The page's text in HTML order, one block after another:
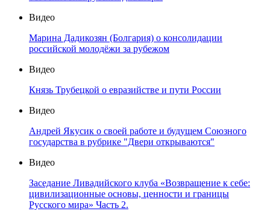
Видео
Марина Дадикозян (Болгария) о консолидации
российской молодёжи за рубежом
Видео
Князь Трубецкой о евразийстве и пути России
Видео
Андрей Якусик о своей работе и будущем Союзного
государства в рубрике "Двери открываются"
Видео
Заседание Ливадийского клуба «Возвращение к себе:
цивилизационные основы, ценности и границы
Русского мира» Часть 2.